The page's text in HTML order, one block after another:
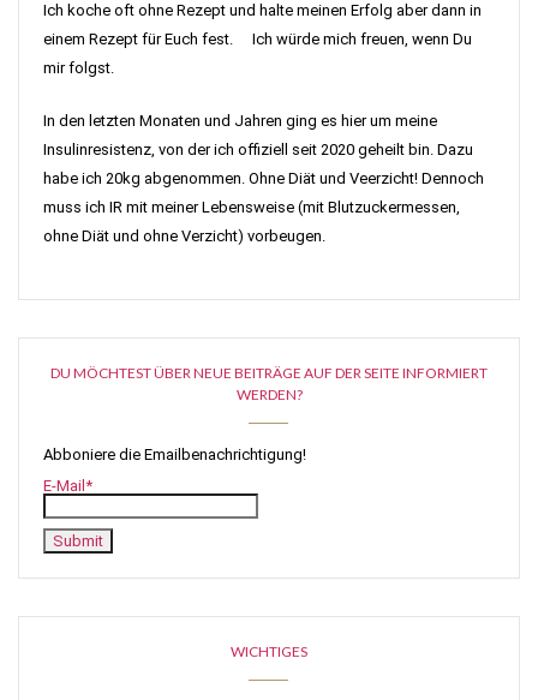
Ich koche oft ohne Rezept und halte meinen Erfolg aber dann in
einem Rezept für Euch fest. Ich würde mich freuen, wenn Du
mir folgst.
In den letzten Monaten und Jahren ging es hier um meine
Insulinresistenz, von der ich offiziell seit 2020 geheilt bin. Dazu
habe ich 20kg abgenommen. Ohne Diät und Veerzicht! Dennoch
muss ich IR mit meiner Lebensweise (mit Blutzuckermessen,
ohne Diät und ohne Verzicht) vorbeugen.
DU MÖCHTEST ÜBER NEUE BEITRÄGE AUF DER SEITE INFORMIERT
WERDEN?
Abboniere die Emailbenachrichtigung!
E-Mail*
WICHTIGES